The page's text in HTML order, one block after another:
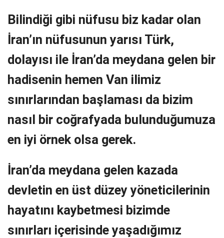
Bilindiği gibi nüfusu biz kadar olan
İran’ın nüfusunun yarısı Türk,
dolayısı ile İran’da meydana gelen bir
hadisenin hemen Van ilimiz
sınırlarından başlaması da bizim
nasıl bir coğrafyada bulunduğumuza
en iyi örnek olsa gerek.
İran’da meydana gelen kazada
devletin en üst düzey yöneticilerinin
hayatını kaybetmesi bizimde
sınırları içerisinde yaşadığımız